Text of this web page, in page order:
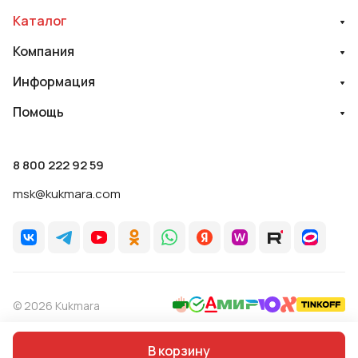
В корзину
Каталог
Компания
Информация
Помощь
8 800 222 92 59
msk@kukmara.com
© 2026 Kukmara
Политика обработки персональных данных